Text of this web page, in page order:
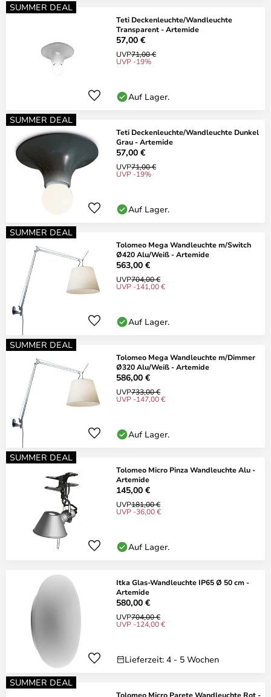
SUMMER DEAL
Teti Deckenleuchte/Wandleuchte
Transparent - Artemide
57,00 €
UVP71,00 €
UVP -19%
Auf Lager.
SUMMER DEAL
Teti Deckenleuchte/Wandleuchte Dunkel
Grau - Artemide
57,00 €
UVP71,00 €
UVP -19%
Auf Lager.
SUMMER DEAL
Tolomeo Mega Wandleuchte m/Switch
Ø420 Alu/Weiß - Artemide
563,00 €
UVP704,00 €
UVP -141,00 €
Auf Lager.
SUMMER DEAL
Tolomeo Mega Wandleuchte m/Dimmer
Ø320 Alu/Weiß - Artemide
586,00 €
UVP733,00 €
UVP -147,00 €
Auf Lager.
SUMMER DEAL
Tolomeo Micro Pinza Wandleuchte Alu -
Artemide
145,00 €
UVP181,00 €
UVP -36,00 €
Auf Lager.
Itka Glas-Wandleuchte IP65 Ø 50 cm -
Artemide
580,00 €
UVP704,00 €
UVP -124,00 €
Lieferzeit: 4 - 5 Wochen
SUMMER DEAL
Tolomeo Micro Parete Wandleuchte Rot -